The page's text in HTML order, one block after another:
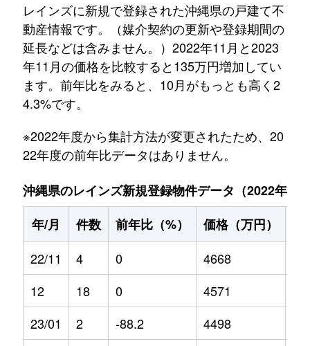
レインズに新規で登録された沖縄県の戸建て不
動産情報です。（媒介契約の更新や登録期間の
延長などは含みません。）2022年11月と2023
年11月の価格を比較すると135万円増加してい
ます。前年比をみると、10月がもっとも高く2
4.3%です。
※2022年度から集計方法が変更されたため、20
22年度の前年比データはありません。
沖縄県のレインズ新規登録物件データ（2022年11
年/月
件数 前年比（%） 価格（万円）
22/11
4 0 4668
12
18 0 4571
23/01
2 -88.2 4498